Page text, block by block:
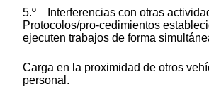
5.º Interferencias con otras
Protocolos/pro-cedimientos
ejecuten trabajos de forma
Carga en la proximidad de otros
personal.